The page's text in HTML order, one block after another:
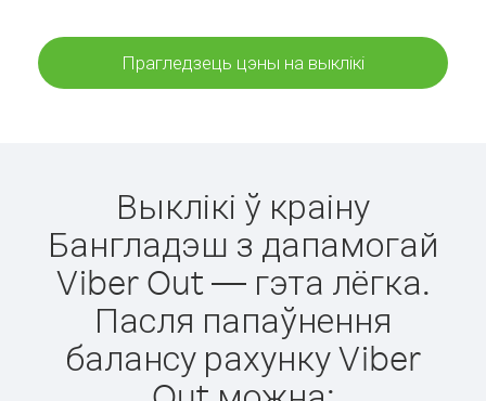
Прагледзець цэны на выклікі
Выклікі ў краіну
Бангладэш з дапамогай
Viber Out — гэта лёгка.
Пасля папаўнення
балансу рахунку Viber